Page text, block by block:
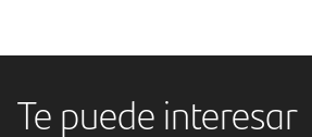
Te puede interesar